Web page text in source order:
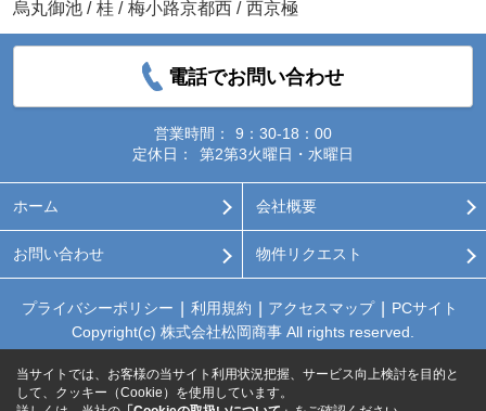
烏丸御池 / 桂 / 梅小路京都西 / 西京極
電話でお問い合わせ
営業時間：
9：30-18：00
定休日：
第2第3火曜日・水曜日
ホーム 会社概要
お問い合わせ 物件リクエスト
プライバシーポリシー 利用規約 アクセスマップ
PCサイト
Copyright(c) 株式会社松岡商事 All rights reserved.
当サイトでは、お客様の当サイト利用状況把握、サービス向上検討を目的と
して、クッキー（Cookie）を使用しています。